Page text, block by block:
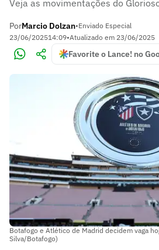
Veja as movimentações do
PorMarcio Dolzan•Enviado Especial
23/06/202514:09•Atualizado em 23/06/2025
Favorite o Lance! no
Botafogo e Atlético de Madrid decidem vaga
Silva/Botafogo)